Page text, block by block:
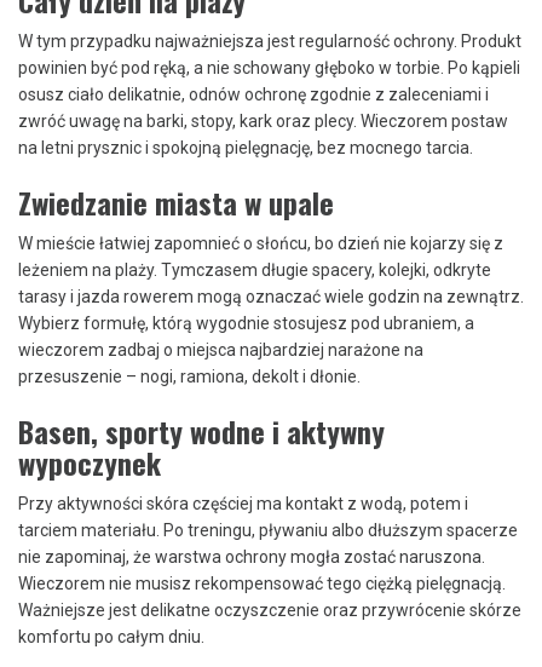
W tym przypadku najważniejsza jest regularność ochrony. Produkt
powinien być pod ręką, a nie schowany głęboko w torbie. Po kąpieli
osusz ciało delikatnie, odnów ochronę zgodnie z zaleceniami i
zwróć uwagę na barki, stopy, kark oraz plecy. Wieczorem postaw
na letni prysznic i spokojną pielęgnację, bez mocnego tarcia.
Zwiedzanie miasta w upale
W mieście łatwiej zapomnieć o słońcu, bo dzień nie kojarzy się z
leżeniem na plaży. Tymczasem długie spacery, kolejki, odkryte
tarasy i jazda rowerem mogą oznaczać wiele godzin na zewnątrz.
Wybierz formułę, którą wygodnie stosujesz pod ubraniem, a
wieczorem zadbaj o miejsca najbardziej narażone na
przesuszenie – nogi, ramiona, dekolt i dłonie.
Basen, sporty wodne i aktywny
wypoczynek
Przy aktywności skóra częściej ma kontakt z wodą, potem i
tarciem materiału. Po treningu, pływaniu albo dłuższym spacerze
nie zapominaj, że warstwa ochrony mogła zostać naruszona.
Wieczorem nie musisz rekompensować tego ciężką pielęgnacją.
Ważniejsze jest delikatne oczyszczenie oraz przywrócenie skórze
komfortu po całym dniu.